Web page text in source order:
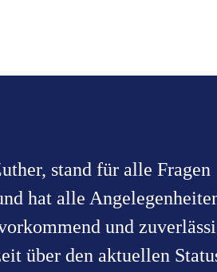
stand für alle Fragen
hat alle
und
über den aktuellen